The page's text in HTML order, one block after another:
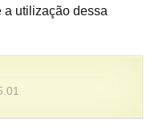
a utilização dessa